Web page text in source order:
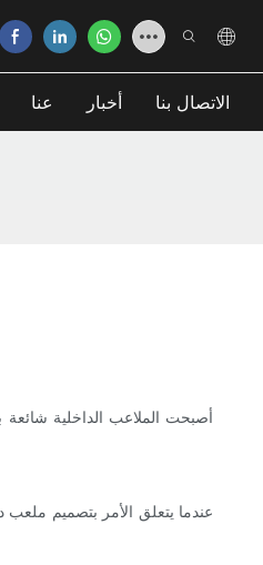
عنا أخبار الاتصال بنا
أصبحت الملاعب الداخلية
عندما يتعلق الأمر بتصميم ملعب